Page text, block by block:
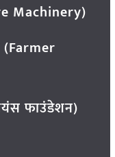
Machinery)
(Farmer
फाउंडेशन)